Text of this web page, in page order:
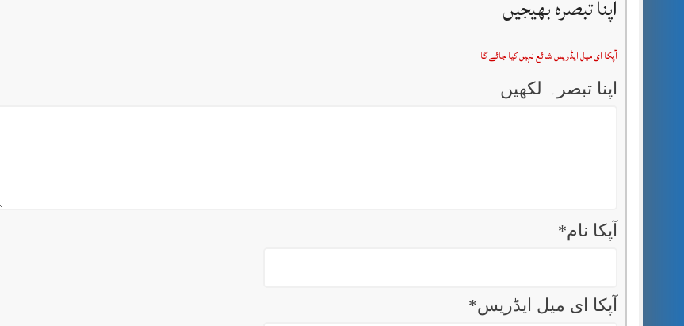
اپنا تبصرہ بھیجیں
آپکا ای میل ایڈریس شائع نہیں کیا جائے گا
اپنا تبصرہ لکھیں
آپکا نام*
آپکا ای میل ایڈریس*